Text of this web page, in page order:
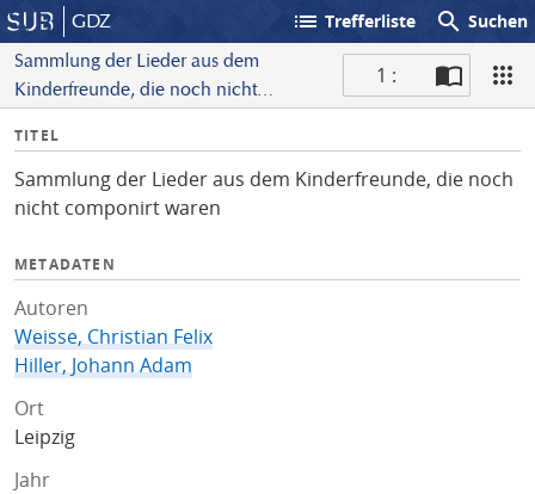
GDZ list Trefferliste search Suchen
Sammlung der Lieder aus dem
Kinderfreunde, die noch nicht
1 :
I
f
o
TITEL
Sammlung der Lieder aus dem Kinderfreunde, die noch
nicht componirt waren
METADATEN
Autoren
Weisse, Christian Felix
Hiller, Johann Adam
Ort
Leipzig
Jahr